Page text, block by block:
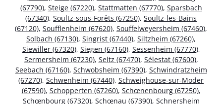
(67790), Steige (67220), Stattmatten (67770), Sparsbach
(67340), Soultz-sous-Forêts (67250), Soultz-les-Bains
(67120), Soufflenheim (67620), Souffelweyersheim (67460),
Solbach (67130), Singrist (67440), Siltzheim (67260),
Siewiller (67320), Siegen (67160), Sessenheim (67770),
Sermersheim (67230), Seltz (67470), Sélestat (67600),
Seebach (67160), Schwobsheim (67390), Schwindratzheim
(67270), Schwenheim (67440), Schweighouse-sur-Moder
(67590), Schopperten (67260), Schœnenbourg (67250),
Schœnbourg (67320), Schœnau (67390), Schnersheim